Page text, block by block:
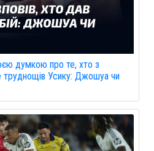
думкою про те, хто з
труднощів Усику: Джошуа чи